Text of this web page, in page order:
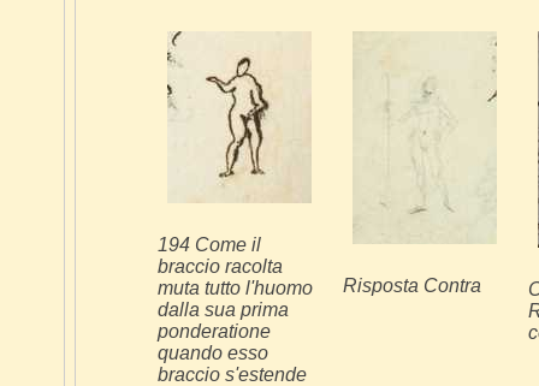
194 Come il
braccio racolta
muta tutto l'huomo
dalla sua prima
ponderatione
quando esso
braccio s'estende
Risposta Contra